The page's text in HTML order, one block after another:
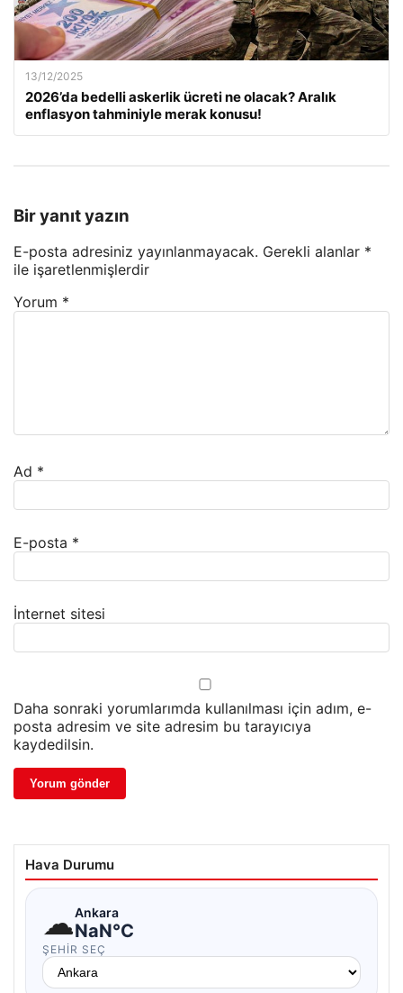
13/12/2025
2026’da bedelli askerlik ücreti ne olacak? Aralık
enflasyon tahminiyle merak konusu!
Bir yanıt yazın
E-posta adresiniz yayınlanmayacak. Gerekli alanlar *
ile işaretlenmişlerdir
Yorum *
Ad *
E-posta *
İnternet sitesi
Daha sonraki yorumlarımda kullanılması için adım, e-
posta adresim ve site adresim bu tarayıcıya
kaydedilsin.
Hava Durumu
☁Ankara
NaN°C
ŞEHIR SEÇ